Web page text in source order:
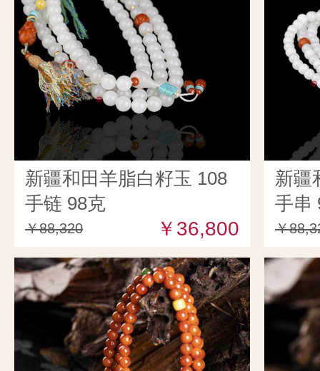
新疆和田羊脂白籽玉 108
手链 98克
￥88,320 ￥36,800
新疆
手串
￥